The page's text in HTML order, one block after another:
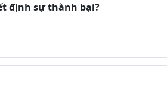
định sự thành bại?